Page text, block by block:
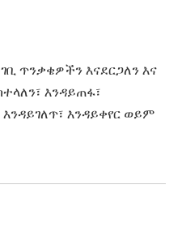
ጥንቃቄዎችን እናደርጋለን እና
እንዳይጠፋ፣
እንዳይቀየር ወይም